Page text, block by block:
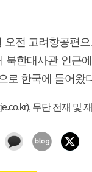
오전 고려항공편
북한대사관 인근
로 한국에 들어왔
무단 전재 및